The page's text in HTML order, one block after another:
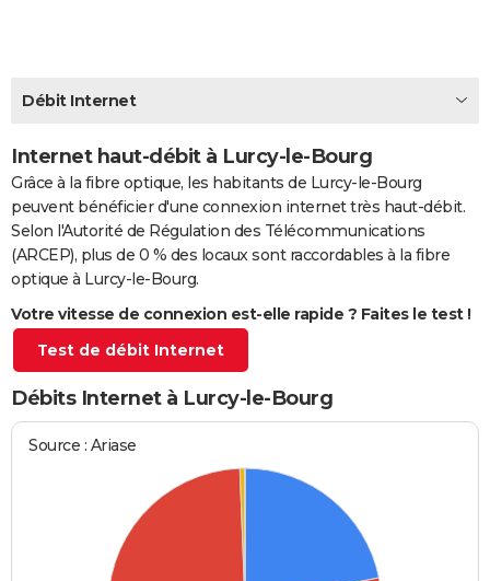
CARTE DE VOEUX
Carte de Noël
Carte Bonne année
Carte Saint-Valentin
Carte Pâques
Carte d'anniversaire
DICTIONNAIRE
PROGRAMME TV
COPAINS D'AVANT
S'inscrire
Se connecter
Lycées
Collèges
Primaires
Universités
Entreprises
Service militaire
Avis de recherche
Bricolage
Lifestyle
Culture
Sport
Auto
Television
Voyage
Cinema
Débit Internet
Internet haut-débit à Lurcy-le-Bourg
Grâce à la fibre optique, les habitants de Lurcy-le-Bourg
peuvent bénéficier d'une connexion internet très haut-débit.
Selon l'Autorité de Régulation des Télécommunications
(ARCEP), plus de 0 % des locaux sont raccordables à la fibre
optique à Lurcy-le-Bourg.
Votre vitesse de connexion est-elle rapide ? Faites le test !
Test de débit Internet
Débits Internet à Lurcy-le-Bourg
Source : Ariase